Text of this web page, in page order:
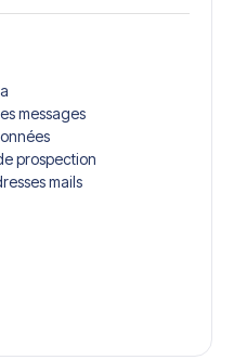
messages
prospection
mails